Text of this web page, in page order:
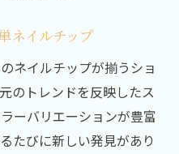
ネイルチップ
ネイルチップが揃うショ
のトレンドを反映したス
ーバリエーションが豊富
たびに新しい発見があり